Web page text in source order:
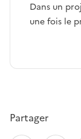
Dans un
une fois le
Partager